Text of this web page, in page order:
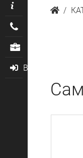
Информация
Войти